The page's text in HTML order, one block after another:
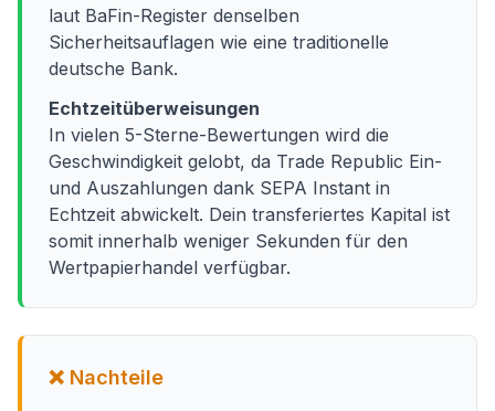
laut BaFin-Register denselben
Sicherheitsauflagen wie eine traditionelle
deutsche Bank.
Echtzeitüberweisungen
In vielen 5-Sterne-Bewertungen wird die
Geschwindigkeit gelobt, da Trade Republic Ein-
und Auszahlungen dank SEPA Instant in
Echtzeit abwickelt. Dein transferiertes Kapital ist
somit innerhalb weniger Sekunden für den
Wertpapierhandel verfügbar.
❌ Nachteile